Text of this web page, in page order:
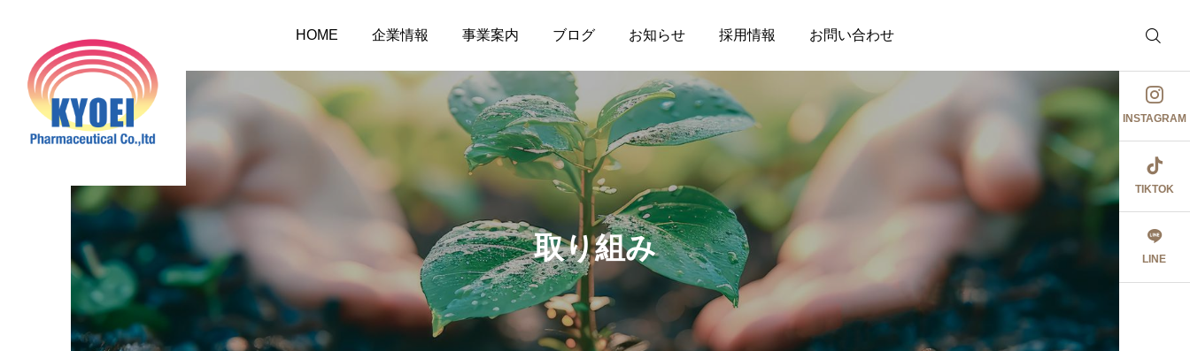
HOME 企業情報 事業案内 ブログ お知らせ 採用情報 お問い合わせ
かに尊厳ある自立
援いたします
調剤薬局
大阪市内に9店舗の調剤薬局を運営しています
介護事業
コミュニケーションを大切にし 豊かに尊厳ある自立
した在宅生活を送れるように支援いたします
大阪市内に9店舗の調
お知らせ 社内行事
2026.08.01
介護だより8月号
2026.07.21
食育ポスター7月号
2026.07.01
介護だより7月号 食育ポスター6月号
護だより8月号
作ってみました、７月の
おすすめレシピ
2026.07.25
調剤薬局
釣り部の活動
2026.07.18
介護事業
ぉ伊勢さん٩꒰ ๑′◡͐`꒱
2026.07.18 2026.07.14
介護事業
祖母とデート٩꒰ ๑′◡͐`꒱
2026.07.09
INSTAGRAM
TIKTOK
LINE
取り組み